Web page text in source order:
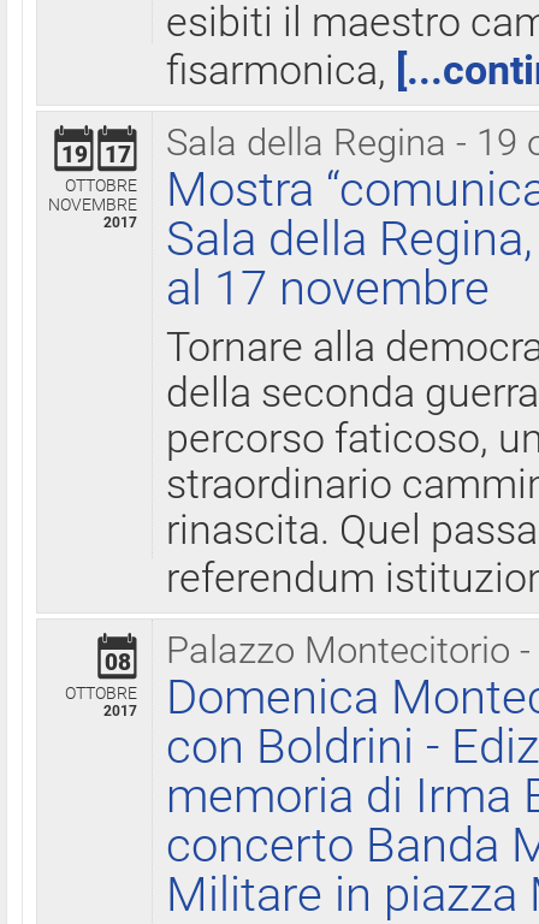
esibiti il maestro
fisarmonica,
Sala della Regina - 19
19 17
OTTOBRE
NOVEMBRE
2017
Mostra
Sala della
al 17 novembre
Tornare alla
della seconda
percorso faticoso,
straordinario
rinascita. Quel
referendum
Palazzo Montecitorio
08
OTTOBRE
2017
Domenica
con Boldrini -
memoria di Irma
concerto Banda
Militare in